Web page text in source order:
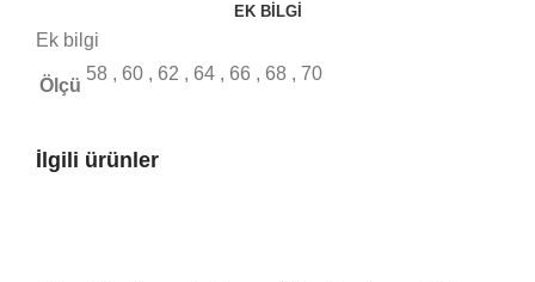
EK BILGI
Ek bilgi
Ölçü
58 , 60 , 62 , 64 , 66 , 68 , 70
İlgili ürünler